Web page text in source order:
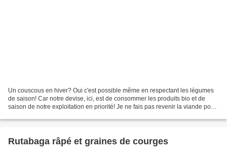
Un couscous en hiver? Oui c'est possible même en respectant les légumes
de saison! Car notre devise, ici, est de consommer les produits bio et de
saison de notre exploitation en priorité! Je ne fais pas revenir la viande pour
Rutabaga râpé et graines de courges